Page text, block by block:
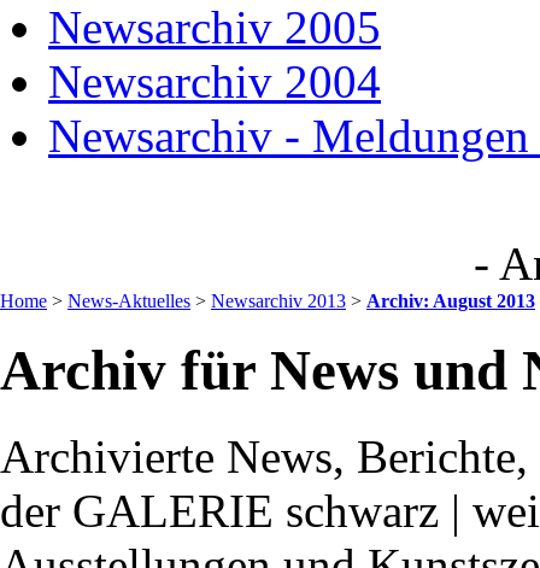
Newsarchiv 2005
Newsarchiv 2004
Newsarchiv -
-
Home > News-Aktuelles > Newsarchiv 2013 > Archiv: August 2013
Archiv für News und
Archivierte News,
der GALERIE schwarz |